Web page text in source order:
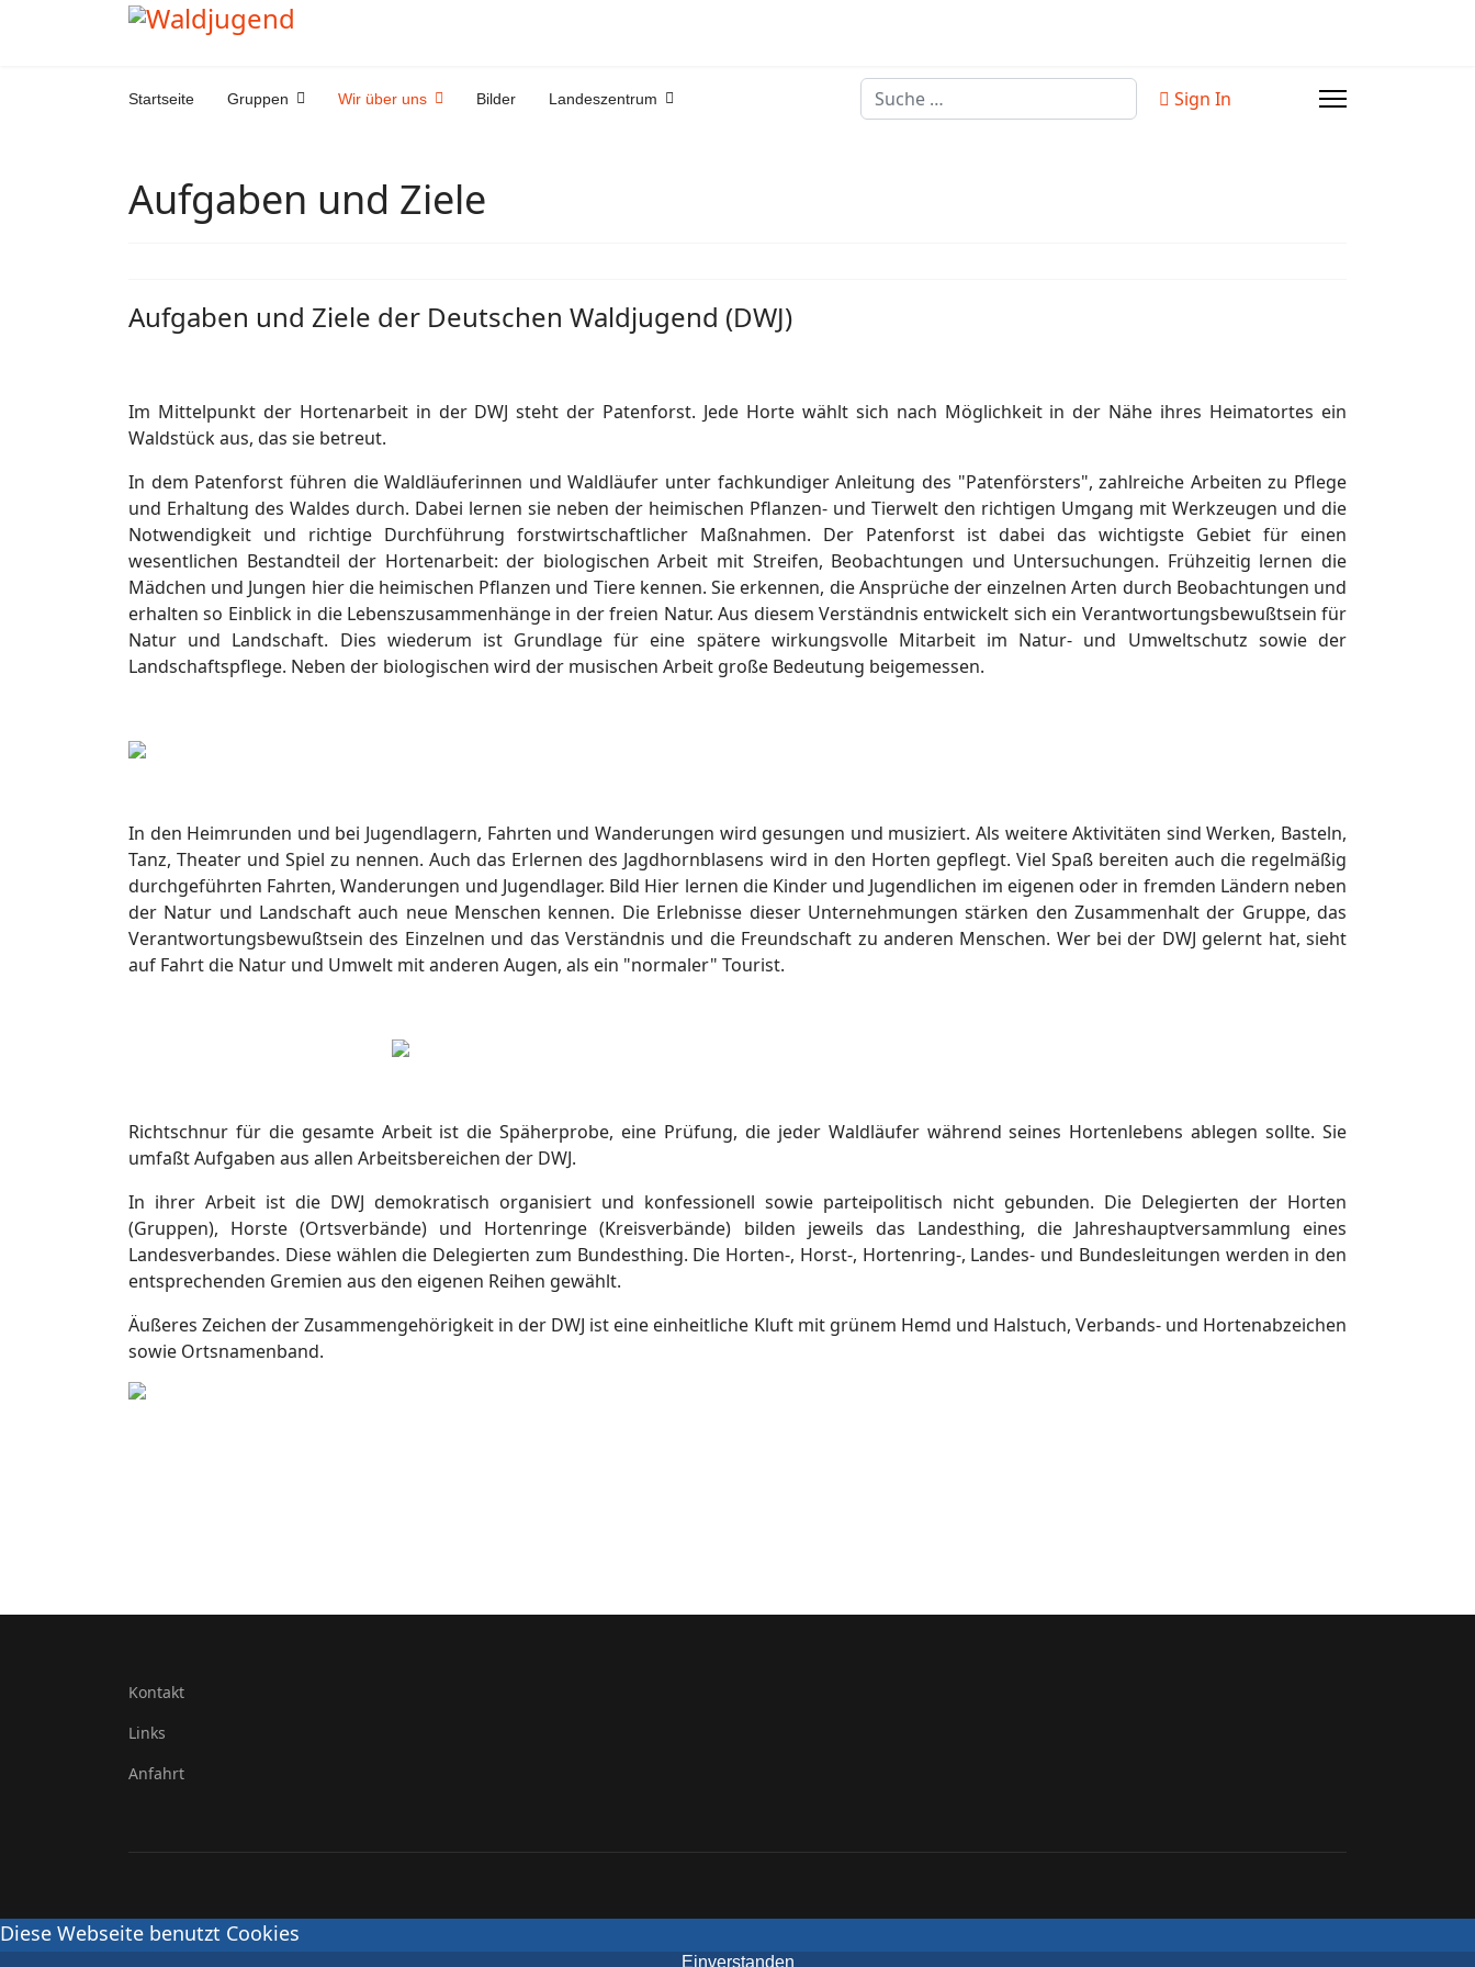
Startseite Gruppen Wir über uns Bilder Landeszentrum Suchen Sign In
Aufgaben und Ziele
Aufgaben und Ziele der Deutschen Waldjugend (DWJ)
Im Mittelpunkt der Hortenarbeit in der DWJ steht der Patenforst. Jede Horte wählt sich nach Möglichkeit in der Nähe ihres Heimatortes ein
Waldstück aus, das sie betreut.
In dem Patenforst führen die Waldläuferinnen und Waldläufer unter fachkundiger Anleitung des "Patenförsters", zahlreiche Arbeiten zu Pflege
und Erhaltung des Waldes durch. Dabei lernen sie neben der heimischen Pflanzen- und Tierwelt den richtigen Umgang mit Werkzeugen und die
Notwendigkeit und richtige Durchführung forstwirtschaftlicher Maßnahmen. Der Patenforst ist dabei das wichtigste Gebiet für einen
wesentlichen Bestandteil der Hortenarbeit: der biologischen Arbeit mit Streifen, Beobachtungen und Untersuchungen. Frühzeitig lernen die
Mädchen und Jungen hier die heimischen Pflanzen und Tiere kennen. Sie erkennen, die Ansprüche der einzelnen Arten durch Beobachtungen und
erhalten so Einblick in die Lebenszusammenhänge in der freien Natur. Aus diesem Verständnis entwickelt sich ein Verantwortungsbewußtsein für
Natur und Landschaft. Dies wiederum ist Grundlage für eine spätere wirkungsvolle Mitarbeit im Natur- und Umweltschutz sowie der
Landschaftspflege. Neben der biologischen wird der musischen Arbeit große Bedeutung beigemessen.
In den Heimrunden und bei Jugendlagern, Fahrten und Wanderungen wird gesungen und musiziert. Als weitere Aktivitäten sind Werken, Basteln,
Tanz, Theater und Spiel zu nennen. Auch das Erlernen des Jagdhornblasens wird in den Horten gepflegt. Viel Spaß bereiten auch die regelmäßig
durchgeführten Fahrten, Wanderungen und Jugendlager. Bild Hier lernen die Kinder und Jugendlichen im eigenen oder in fremden Ländern neben
der Natur und Landschaft auch neue Menschen kennen. Die Erlebnisse dieser Unternehmungen stärken den Zusammenhalt der Gruppe, das
Verantwortungsbewußtsein des Einzelnen und das Verständnis und die Freundschaft zu anderen Menschen. Wer bei der DWJ gelernt hat, sieht
auf Fahrt die Natur und Umwelt mit anderen Augen, als ein "normaler" Tourist.
Richtschnur für die gesamte Arbeit ist die Späherprobe, eine Prüfung, die jeder Waldläufer während seines Hortenlebens ablegen sollte. Sie
umfaßt Aufgaben aus allen Arbeitsbereichen der DWJ.
In ihrer Arbeit ist die DWJ demokratisch organisiert und konfessionell sowie parteipolitisch nicht gebunden. Die Delegierten der Horten
(Gruppen), Horste (Ortsverbände) und Hortenringe (Kreisverbände) bilden jeweils das Landesthing, die Jahreshauptversammlung eines
Landesverbandes. Diese wählen die Delegierten zum Bundesthing. Die Horten-, Horst-, Hortenring-, Landes- und Bundesleitungen werden in den
entsprechenden Gremien aus den eigenen Reihen gewählt.
Äußeres Zeichen der Zusammengehörigkeit in der DWJ ist eine einheitliche Kluft mit grünem Hemd und Halstuch, Verbands- und Hortenabzeichen
sowie Ortsnamenband.
Kontakt
Links
Anfahrt
Diese Webseite benutzt Cookies
Einverstanden